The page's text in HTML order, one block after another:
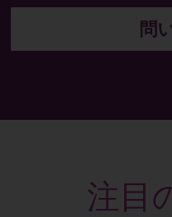
問
注目